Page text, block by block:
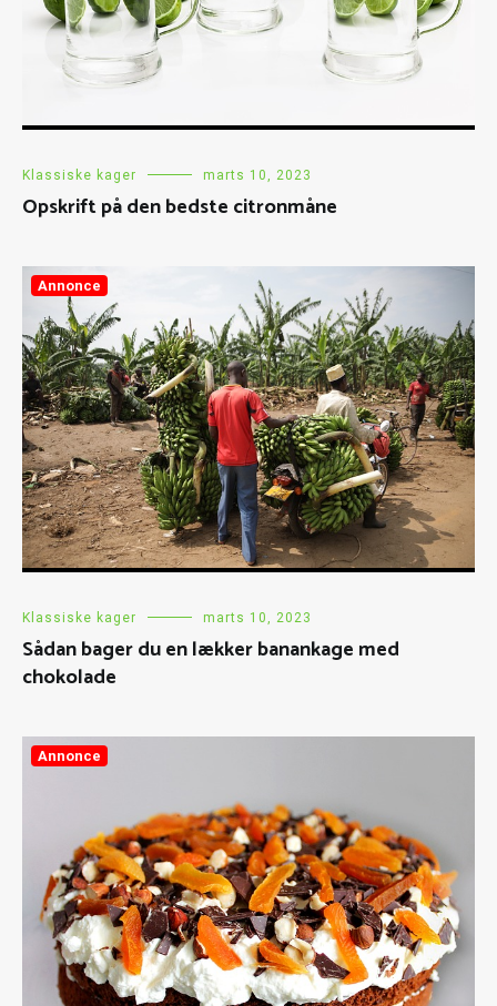
Klassiske kager marts 10, 2023
Opskrift på den bedste citronmåne
Annonce
Klassiske kager marts 10, 2023
Sådan bager du en lækker banankage med
chokolade
Annonce